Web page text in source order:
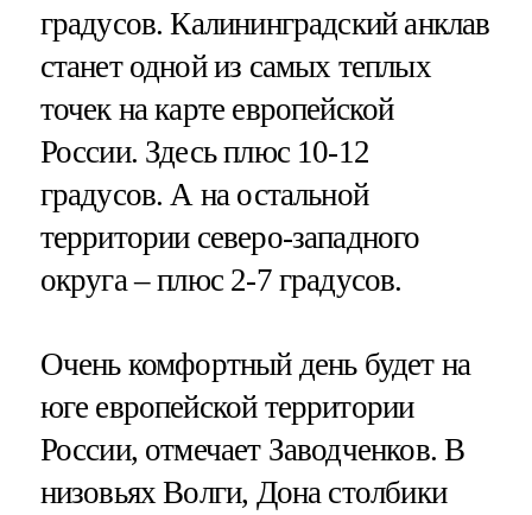
градусов. Калининградский анклав
станет одной из самых теплых
точек на карте европейской
России. Здесь плюс 10-12
градусов. А на остальной
территории северо-западного
округа – плюс 2-7 градусов.
Очень комфортный день будет на
юге европейской территории
России, отмечает Заводченков. В
низовьях Волги, Дона столбики